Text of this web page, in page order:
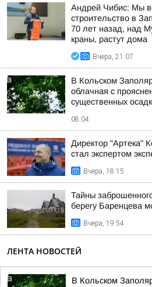
Андрей Чибис: Мы
строительство в
70 лет назад, над
краны, растут дома
Вчера, 21:07
В Кольском
облачная с
существенных
08:04
Директор "Артека"
стал экспертом
Вчера, 18:15
Тайны
берегу Баренцева
Вчера, 19:54
ЛЕНТА НОВОСТЕЙ
В Кольском